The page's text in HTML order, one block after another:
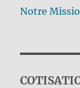
Notre